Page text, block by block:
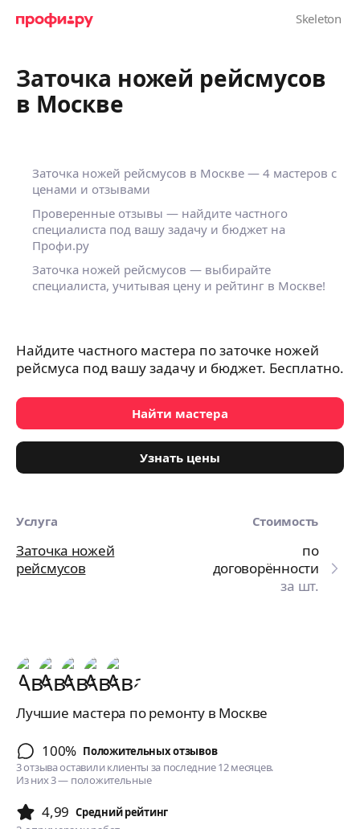
Заточка ножей рейсмусов
в Москве
Заточка ножей рейсмусов в Москве — 4 мастеров с
ценами и отзывами
Проверенные отзывы — найдите частного
специалиста под вашу задачу и бюджет на
Профи.ру
Заточка ножей рейсмусов — выбирайте
специалиста, учитывая цену и рейтинг в Москве!
Найдите частного мастера по заточке ножей
рейсмуса под вашу задачу и бюджет. Бесплатно.
Найти мастера
Узнать цены
Услуга Стоимость
Заточка ножей
рейсмусов
по
договорённости
за шт.
Лучшие мастера по ремонту в Москве
100% Положительных отзывов
3 отзыва оставили клиенты за последние 12 месяцев.
Из них 3 — положительные
4,99 Cредний рейтинг